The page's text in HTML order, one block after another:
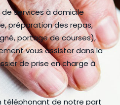
services à domicile
préparation des repas,
portage de courses),
vous assister dans la
de prise en charge à
téléphonant de notre part